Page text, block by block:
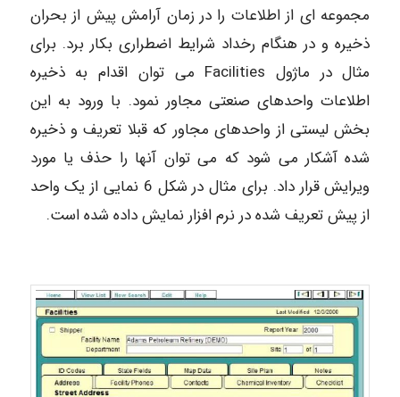
مجموعه ای از اطلاعات را در زمان آرامش پیش از بحران
ذخیره و در هنگام رخداد شرایط اضطراری بکار برد. برای
مثال در ماژول Facilities می توان اقدام به ذخیره
اطلاعات واحدهای صنعتی مجاور نمود. با ورود به این
بخش لیستی از واحدهای مجاور که قبلا تعریف و ذخیره
شده آشکار می شود که می توان آنها را حذف یا مورد
ویرایش قرار داد. برای مثال در شکل 6 نمایی از یک واحد
از پیش تعریف شده در نرم افزار نمایش داده شده است.